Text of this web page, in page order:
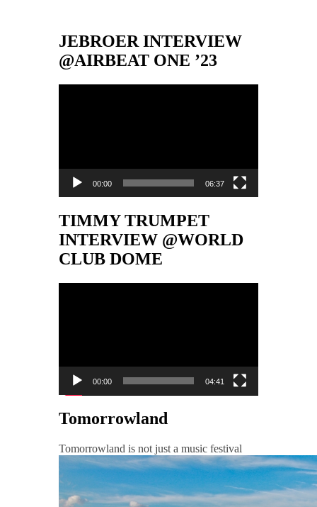
JEBROER INTERVIEW
@AIRBEAT ONE ’23
00:00 06:37
TIMMY TRUMPET
INTERVIEW @WORLD
CLUB DOME
00:00 04:41
Tomorrowland
Tomorrowland is not just a music festival